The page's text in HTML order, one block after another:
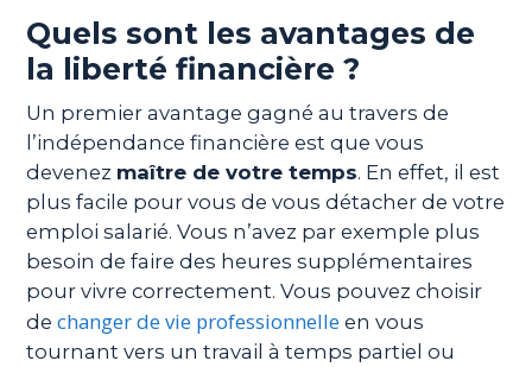
Quels sont les avantages de
la liberté financière ?
Un premier avantage gagné au travers de
l’indépendance financière est que vous
devenez maître de votre temps. En effet, il est
plus facile pour vous de vous détacher de votre
emploi salarié. Vous n’avez par exemple plus
besoin de faire des heures supplémentaires
pour vivre correctement. Vous pouvez choisir
dechanger de vie professionnelle en vous
tournant vers un travail à temps partiel ou